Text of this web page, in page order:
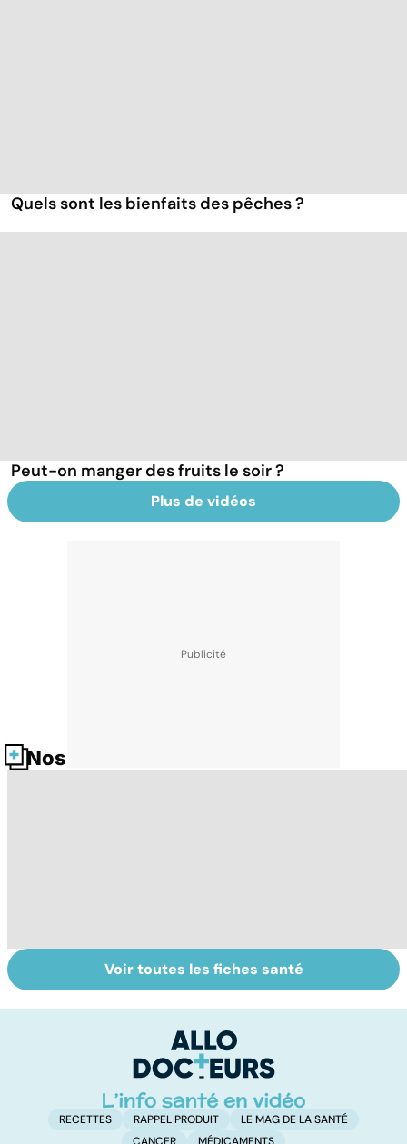
Quels sont les bienfaits des pêches ?
Peut-on manger des fruits le soir ?
Plus de vidéos
Nos fiches santé
Violences
sexuelles :
Bien vivre la
ménopause
Voir toutes les fiches santé
RECETTES RAPPEL PRODUIT
LE MAG DE LA SANTÉ